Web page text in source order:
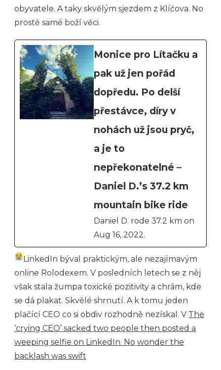
obyvatele. A taky skvělým sjezdem z Klíčova. No
prostě samé boží věci.
Monice pro Lítačku a
pak už jen pořád
dopředu. Po delší
přestávce, díry v
nohách už jsou pryč,
a je to
nepřekonatelné –
Daniel D.’s 37.2 km
mountain bike ride
Daniel D. rode 37.2 km on
Aug 16, 2022.
LinkedIn býval praktickým, ale nezajímavým
online Rolodexem. V posledních letech se z něj
však stala žumpa toxické pozitivity a chrám, kde
se dá plakat. Skvělé shrnutí. A k tomu jeden
plačící CEO co si obdiv rozhodně nezískal. V The
‘crying CEO’ sacked two people then posted a
weeping selfie on LinkedIn. No wonder the
backlash was swift